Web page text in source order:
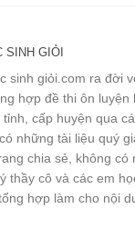
GIỎI
sinh giỏi.com ra đời
hợp đề thi ôn luyện
cấp huyện qua
những tài liệu quý
chia sẻ, không
thầy cô và các em
hợp làm cho nội